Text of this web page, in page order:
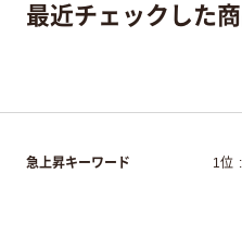
最近チェックした
急上昇キーワード 1位